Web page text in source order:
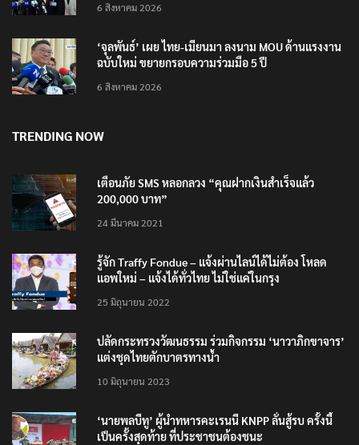
6 สิงหาคม 2026
‘จุลพันธ์’ เผย ไทย-เมียนมา ลงนาม MOU ด้านแรงงาน
ฉบับใหม่ ขยายกรอบความร่วมมือ 5 ปี
6 สิงหาคม 2026
TRENDING NOW
เตือนภัย SMS หลอกลวง “คุณฝากเงินสำเร็จแล้ว
200,000 บาท”
24 มีนาคม 2021
รู้จัก Traffy Fondue – แจ้งผ่านไลน์ได้ไม่ต้อง โหลด
แอพใหม่ – แจ้งได้ทั่วไทย ไม่ใช่แค่ในกรุง
25 มิถุนายน 2022
ปลัดกระทรวงวัฒนธรรม ร่วมกิจกรรม ‘นาวาภิกขาจาร’
แต่งชุดไทยตักบาตรทางน้ำ
10 มิถุนายน 2023
‘นายพลบีทู’ ผู้นำทหารคะเรนนี KNPP ลั่นสู้รบ ครั้งนี้
เป็นครั้งสุดท้าย ที่ประชาชนต้องชนะ